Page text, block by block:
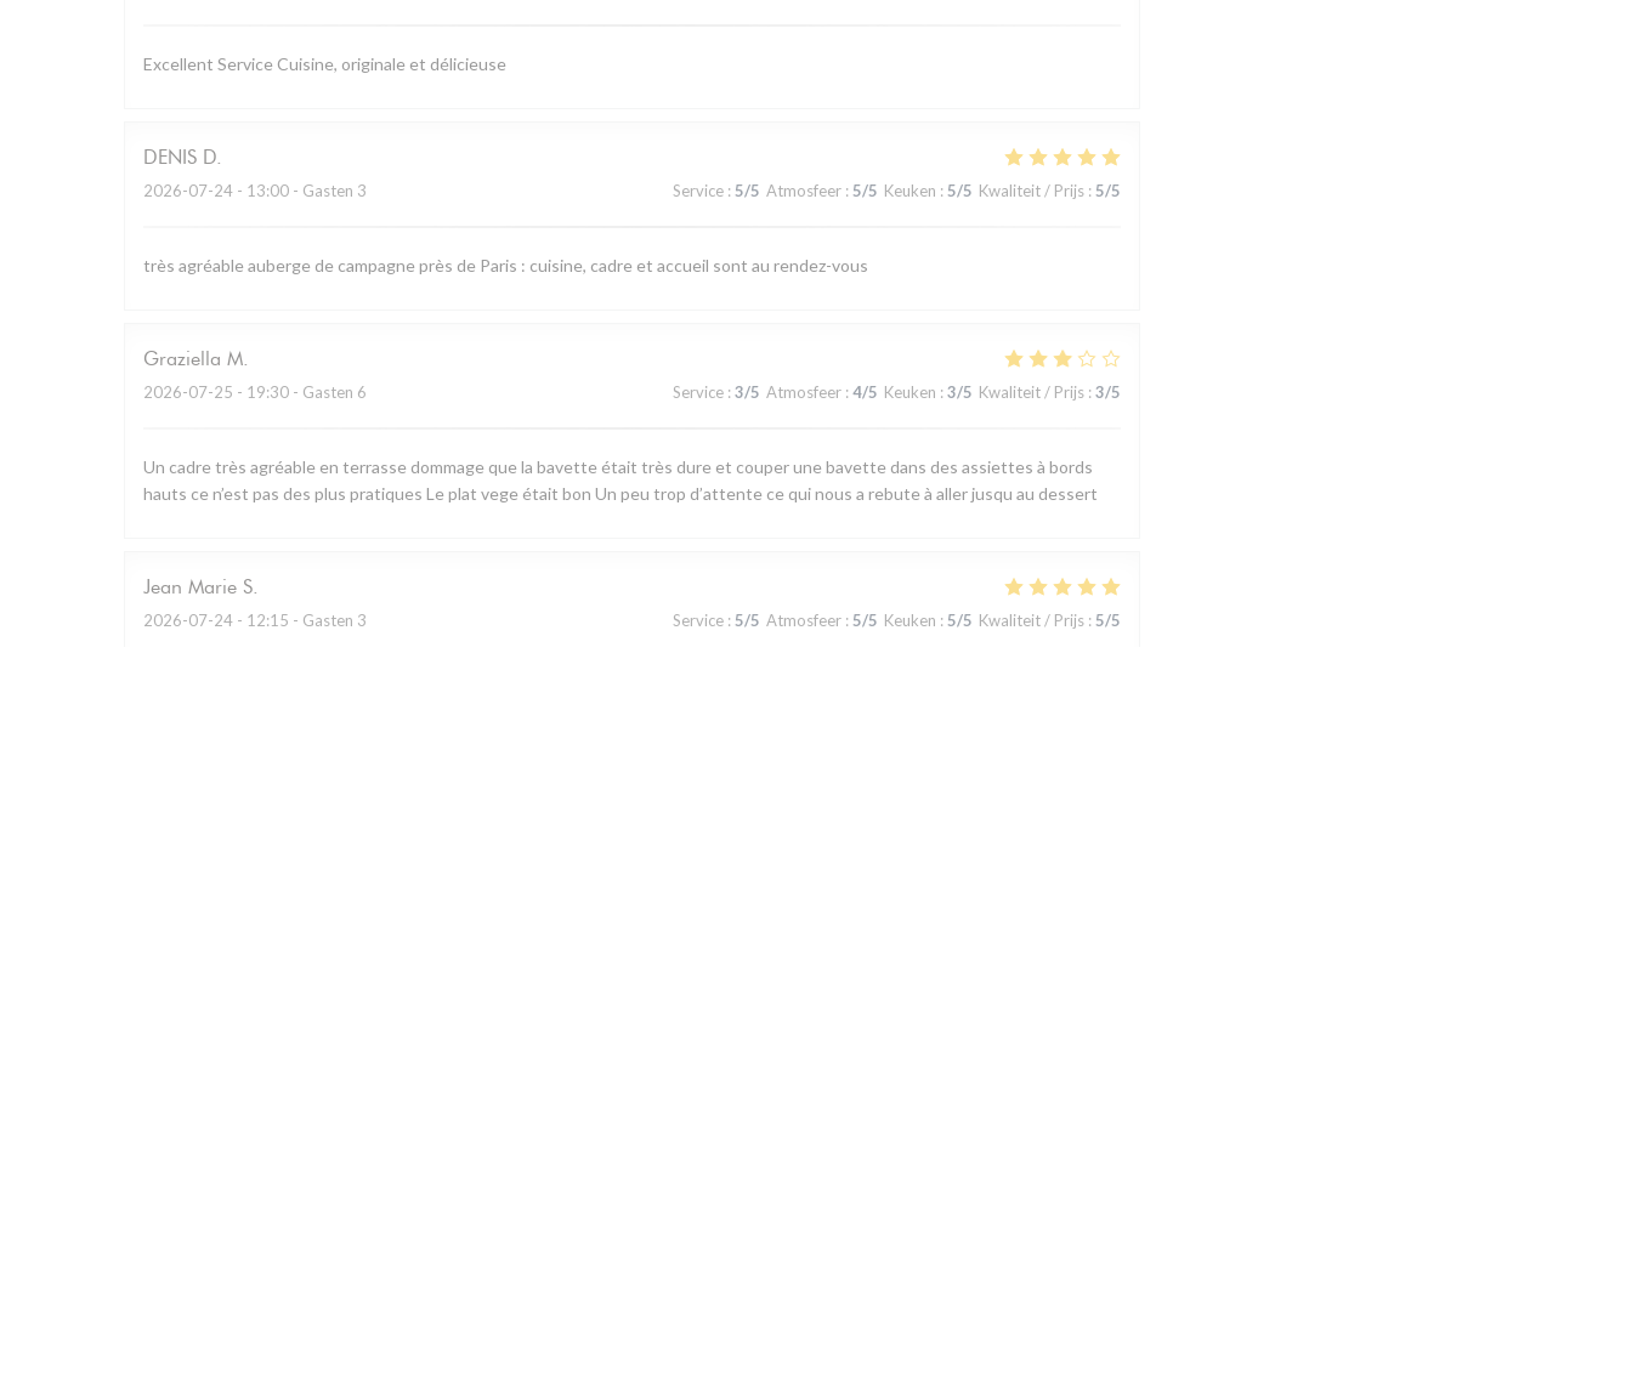
Excellent Service Cuisine, originale et délicieuse
DENIS D
2026-07-24 - 13:00 - Gasten 3 Service : 5/5 Atmosfeer : 5/5 Keuken : 5/5 Kwaliteit / Prijs : 5/5
très agréable auberge de campagne près de Paris : cuisine, cadre et accueil sont au rendez-vous
Graziella M
2026-07-25 - 19:30 - Gasten 6 Service : 3/5 Atmosfeer : 4/5 Keuken : 3/5 Kwaliteit / Prijs : 3/5
Un cadre très agréable en terrasse dommage que la bavette était très dure et couper une bavette dans des assiettes à bords
hauts ce n’est pas des plus pratiques Le plat vege était bon Un peu trop d’attente ce qui nous a rebute à aller jusqu au dessert
Jean Marie S
2026-07-24 - 12:15 - Gasten 3 Service : 5/5 Atmosfeer : 5/5 Keuken : 5/5 Kwaliteit / Prijs : 5/5